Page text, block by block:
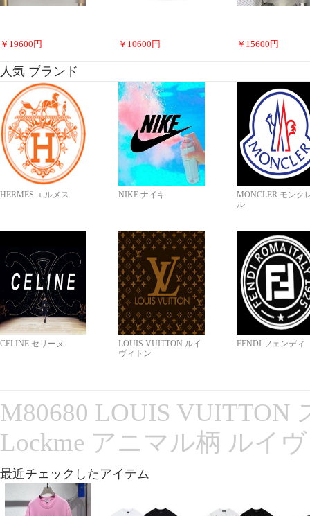
￥ 19600 円 ￥ 10600 円 ￥ 15600 円
人気 ブランド
HERMES エルメス NIKE ナイキ
MONCLER モンク
ル
CELINE セリーヌ
LOUIS VUITTON ルイ
ヴィトン
FENDI フェンディ
M80680 LOUIS VUITTON
Lockme アニマル柄 ルイ
最近チェックしたアイテム